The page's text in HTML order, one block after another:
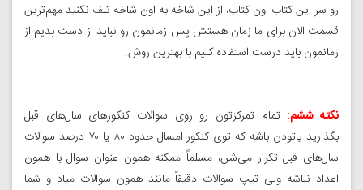
رو سر این کتاب اون کتاب، از این شاخه به اون شاخه تلف نکنید مهم‌ترین
قسمت الان برای ما زمان هستش پس زمانمون رو نباید از دست بدیم از
زمانمون باید درست استفاده کنیم با بهترین روش.
نکته ششم: تمام تمرکزتون رو روی سوالات کنکورهای سال‌های قبل
بگذارید یاتودن باشه که توی کنکور امسال حدود ۸۰ یا ۷۰ درصد سوالات
سال‌های قبل تکرار می‌شن، مسلماً ممکنه همون عنوان سوال با همون
اعداد نباشه ولی تیپ سوالات دقیقاً مانند همون سوالات میاد و شما